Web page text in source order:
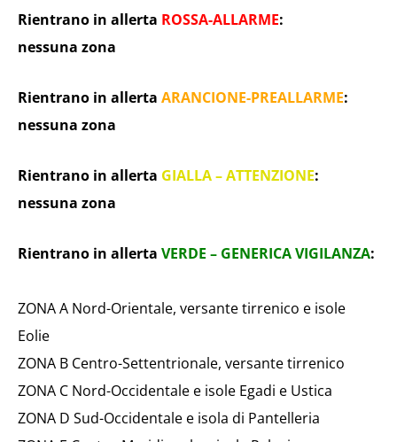
Rientrano in allerta ROSSA-ALLARME:
nessuna zona
Rientrano in allerta ARANCIONE-PREALLARME:
nessuna zona
Rientrano in allerta GIALLA – ATTENZIONE:
nessuna zona
Rientrano in allerta VERDE – GENERICA VIGILANZA:
ZONA A Nord-Orientale, versante tirrenico e isole
Eolie
ZONA B Centro-Settentrionale, versante tirrenico
ZONA C Nord-Occidentale e isole Egadi e Ustica
ZONA D Sud-Occidentale e isola di Pantelleria